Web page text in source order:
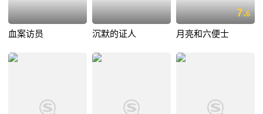
血案访员 沉默的证人
7.6
月亮和六便士